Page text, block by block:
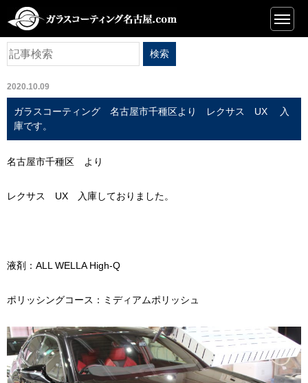
ニュース
2020.10.09
ガラスコーティング 名古屋市千種区より レクサス UX 入
庫です。
名古屋市千種区 より
レクサス UX 入庫しておりました。
液剤：ALL WELLA High-Q
ポリッシングコース：ミディアムポリッシュ